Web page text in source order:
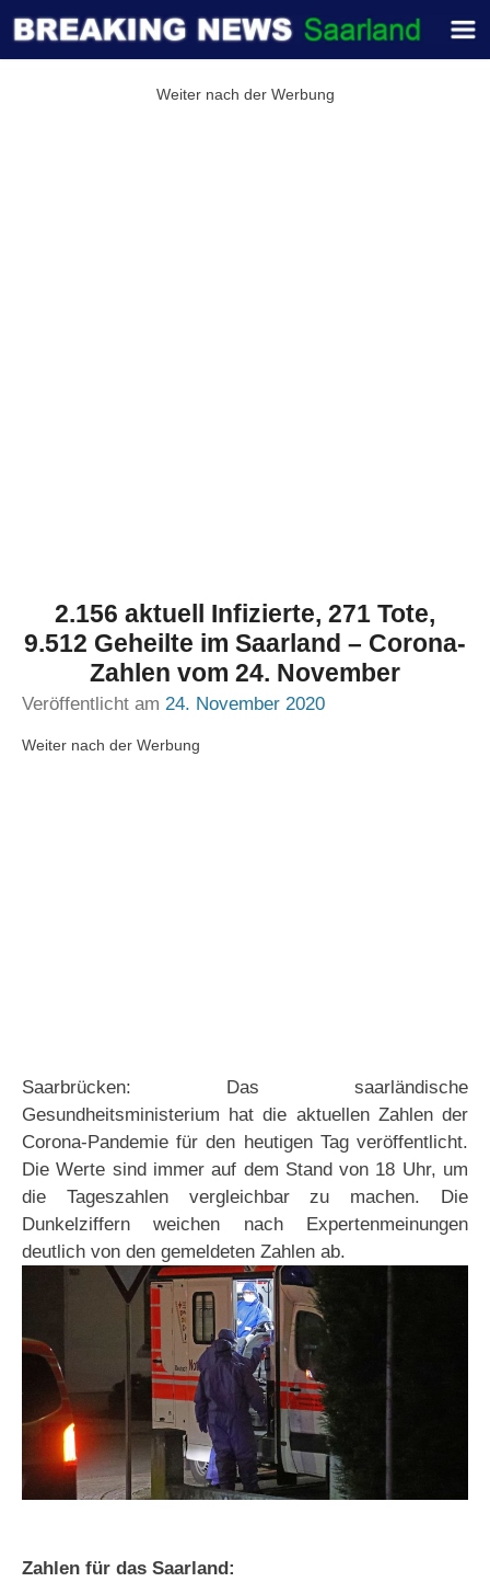
Weiter nach der Werbung
2.156 aktuell Infizierte, 271 Tote,
9.512 Geheilte im Saarland – Corona-
Zahlen vom 24. November
Veröffentlicht am 24. November 2020
Weiter nach der Werbung
Saarbrücken: Das saarländische
Gesundheitsministerium hat die aktuellen Zahlen der
Corona-Pandemie für den heutigen Tag veröffentlicht.
Die Werte sind immer auf dem Stand von 18 Uhr, um
die Tageszahlen vergleichbar zu machen. Die
Dunkelziffern weichen nach Expertenmeinungen
deutlich von den gemeldeten Zahlen ab.
Zahlen für das Saarland: